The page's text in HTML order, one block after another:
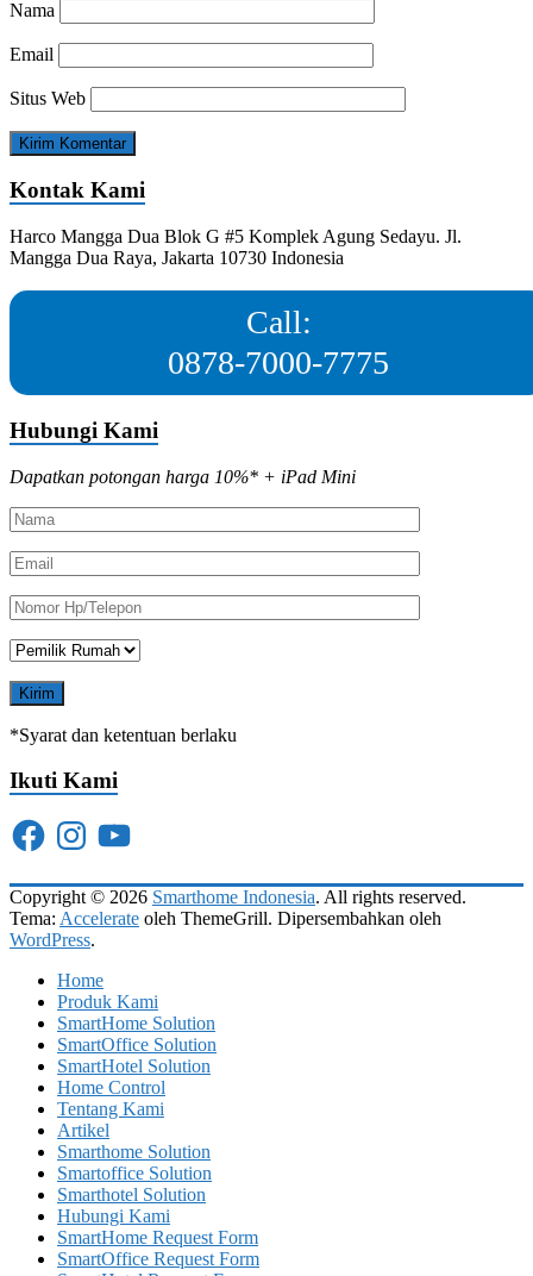
Nama
Email
Situs Web
Kontak Kami
Harco Mangga Dua Blok G #5 Komplek Agung Sedayu. Jl.
Mangga Dua Raya, Jakarta 10730 Indonesia
Call:
0878-7000-7775
Hubungi Kami
Dapatkan potongan harga 10%* + iPad Mini
*Syarat dan ketentuan berlaku
Ikuti Kami
FacebookInstagramYouTube
Copyright © 2026 Smarthome Indonesia. All rights reserved.
Tema: Accelerate oleh ThemeGrill. Dipersembahkan oleh
WordPress.
Home
Produk Kami
SmartHome Solution
SmartOffice Solution
SmartHotel Solution
Home Control
Tentang Kami
Artikel
Smarthome Solution
Smartoffice Solution
Smarthotel Solution
Hubungi Kami
SmartHome Request Form
SmartOffice Request Form